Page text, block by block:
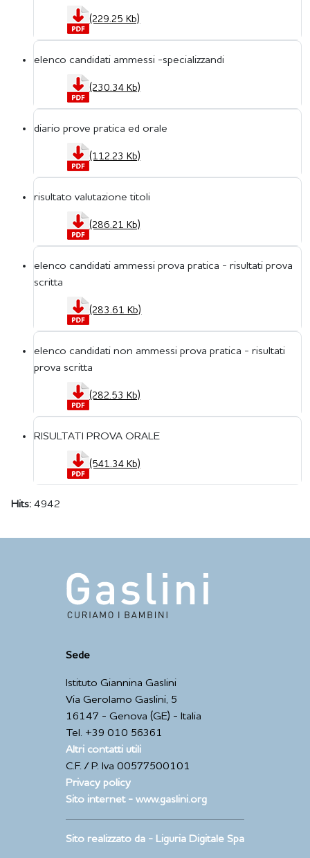
(229.25 Kb)
elenco candidati ammessi -specializzandi
(230.34 Kb)
diario prove pratica ed orale
(112.23 Kb)
risultato valutazione titoli
(286.21 Kb)
elenco candidati ammessi prova pratica - risultati prova
scritta
(283.61 Kb)
elenco candidati non ammessi prova pratica - risultati
prova scritta
(282.53 Kb)
RISULTATI PROVA ORALE
(541.34 Kb)
Hits: 4942
Sede
Istituto Giannina Gaslini
Via Gerolamo Gaslini, 5
16147 - Genova (GE) - Italia
Tel. +39 010 56361
Altri contatti utili
C.F. / P. Iva 00577500101
Privacy policy
Sito internet - www.gaslini.org
Sito realizzato da - Liguria Digitale Spa